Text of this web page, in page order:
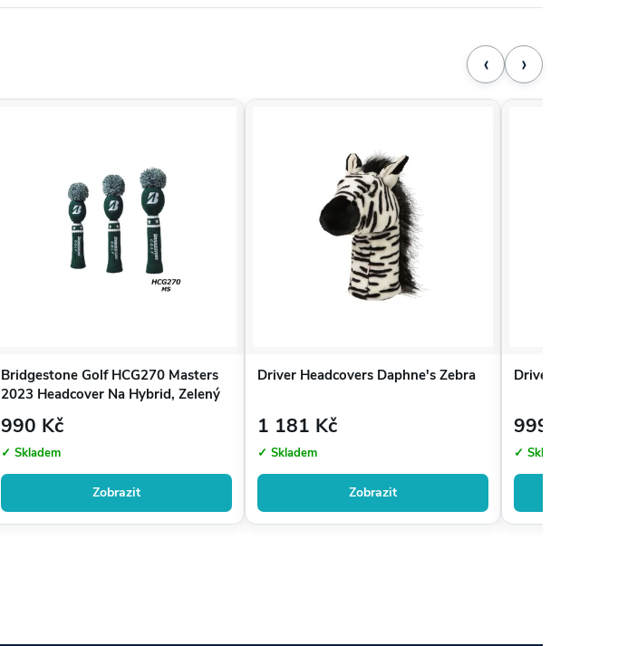
‹ ›
Bridgestone Golf HCG270 Masters
2023 Headcover Na Hybrid, Zelený
990 Kč
✓ Skladem
Zobrazit
Driver Headcovers Daphne's Zebra
1 181 Kč
✓ Skladem
Zobrazit
Driver
999 Kč
✓ Skladem